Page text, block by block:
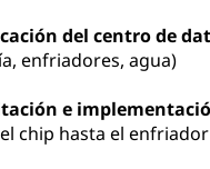
del centro de
enfriadores, agua)
e
chip hasta el enfriador